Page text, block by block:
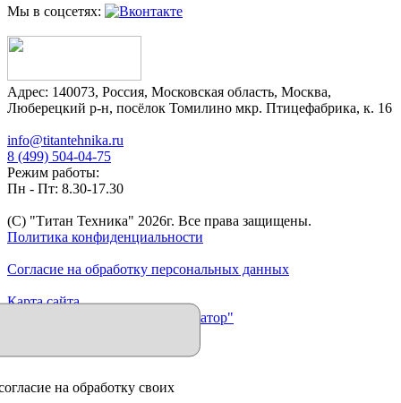
Мы в соцсетях:
Адрес: 140073, Россия, Московская область, Москва,
Люберецкий р-н, посёлок Томилино мкр. Птицефабрика, к. 16
info@titantehnika.ru
8 (499) 504-04-75
Режим работы:
Пн - Пт: 8.30-17.30
(C) "Титан Техника" 2026г. Все права защищены.
Политика конфиденциальности
Согласие на обработку персональных данных
Карта сайта
Продвижение сайта "Иллюминатор"
на обработку своих